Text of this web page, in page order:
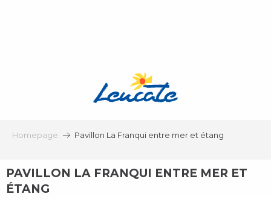
Homepage Pavillon La Franqui entre mer et étang
PAVILLON LA FRANQUI ENTRE MER ET
ÉTANG